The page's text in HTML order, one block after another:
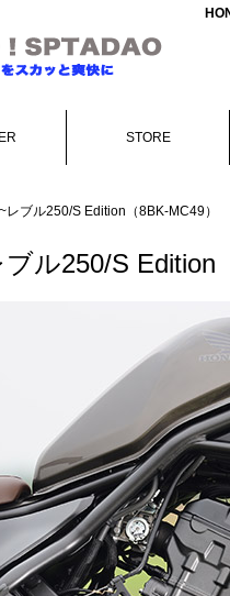
STORE
レブル250/S Edition（8BK-MC49）
ブル250/S